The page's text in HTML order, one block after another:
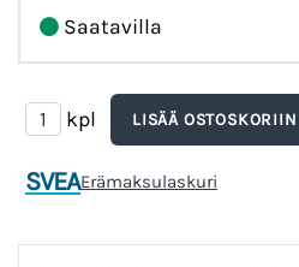
Saatavilla
kpl
SVEAErämaksulaskuri